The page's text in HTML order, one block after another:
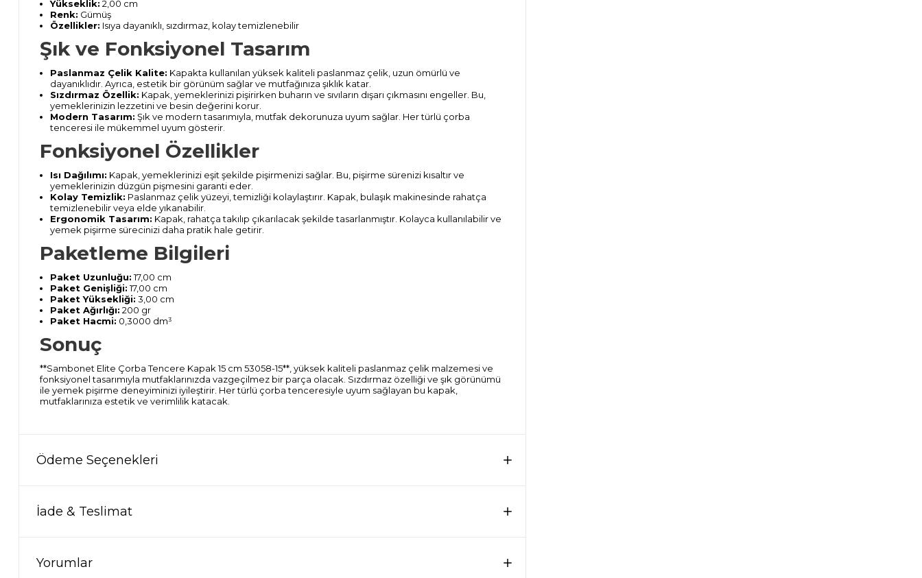
Yükseklik: 2,00 cm
Renk: Gümüş
Özellikler: Isıya dayanıklı, sızdırmaz, kolay temizlenebilir
Şık ve Fonksiyonel Tasarım
Paslanmaz Çelik Kalite: Kapakta kullanılan yüksek kaliteli paslanmaz çelik, uzun ömürlü ve
dayanıklıdır. Ayrıca, estetik bir görünüm sağlar ve mutfağınıza şıklık katar.
Sızdırmaz Özellik: Kapak, yemeklerinizi pişirirken buharın ve sıvıların dışarı çıkmasını engeller. Bu,
yemeklerinizin lezzetini ve besin değerini korur.
Modern Tasarım: Şık ve modern tasarımıyla, mutfak dekorunuza uyum sağlar. Her türlü çorba
tenceresi ile mükemmel uyum gösterir.
Fonksiyonel Özellikler
Isı Dağılımı: Kapak, yemeklerinizi eşit şekilde pişirmenizi sağlar. Bu, pişirme sürenizi kısaltır ve
yemeklerinizin düzgün pişmesini garanti eder.
Kolay Temizlik: Paslanmaz çelik yüzeyi, temizliği kolaylaştırır. Kapak, bulaşık makinesinde rahatça
temizlenebilir veya elde yıkanabilir.
Ergonomik Tasarım: Kapak, rahatça takılıp çıkarılacak şekilde tasarlanmıştır. Kolayca kullanılabilir ve
yemek pişirme sürecinizi daha pratik hale getirir.
Paketleme Bilgileri
Paket Uzunluğu:17,00 cm
Paket Genişliği:17,00 cm
Paket Yüksekliği: 3,00 cm
Paket Ağırlığı: 200 gr
Paket Hacmi: 0,3000 dm³
Sonuç
**Sambonet Elite Çorba Tencere Kapak 15 cm 53058-15**, yüksek kaliteli paslanmaz çelik malzemesi ve
fonksiyonel tasarımıyla mutfaklarınızda vazgeçilmez bir parça olacak. Sızdırmaz özelliği ve şık görünümü
ile yemek pişirme deneyiminizi iyileştirir. Her türlü çorba tenceresiyle uyum sağlayan bu kapak,
mutfaklarınıza estetik ve verimlilik katacak.
Ödeme Seçenekleri
İade & Teslimat
Yorumlar